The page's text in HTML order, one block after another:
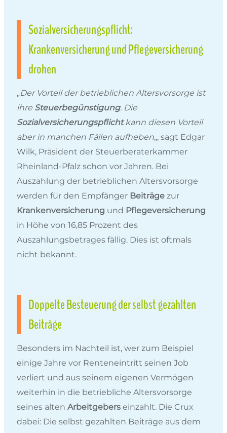
Sozialversicherungspflicht:
Krankenversicherung und Pflegeversicherung
drohen
„Der Vorteil der betrieblichen Altersvorsorge ist
ihre Steuerbegünstigung. Die
Sozialversicherungspflichtkann diesen Vorteil
aber in manchen Fällen aufheben„, sagt Edgar
Wilk, Präsident der Steuerberaterkammer
Rheinland-Pfalz schon vor Jahren. Bei
Auszahlung der betrieblichen Altersvorsorge
werden für den Empfänger Beiträge zur
Krankenversicherung und Pflegeversicherung
in Höhe von 16,85 Prozent des
Auszahlungsbetrages fällig. Dies ist oftmals
nicht bekannt.
Doppelte Besteuerung der selbst gezahlten
Beiträge
Besonders im Nachteil ist, wer zum Beispiel
einige Jahre vor Renteneintritt seinen Job
verliert und aus seinem eigenen Vermögen
weiterhin in die betriebliche Altersvorsorge
seines alten Arbeitgebers einzahlt. Die Crux
dabei: Die selbst gezahlten Beiträge aus dem